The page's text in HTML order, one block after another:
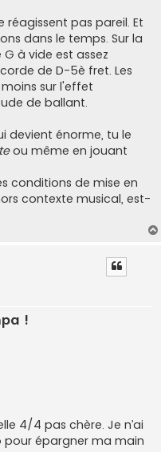
réagissent pas pareil. Et
dans le temps. Sur la
à vide est assez
de D-5è fret. Les
sur l'effet
de ballant.
devient énorme, tu le
ou même en jouant
conditions de mise en
contexte musical, est-
!
4/4 pas chère. Je n’ai
pour épargner ma main